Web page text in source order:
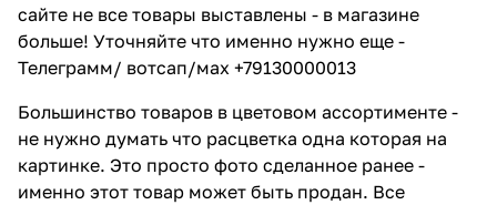
сайте не все товары выставлены - в магазине
больше! Уточняйте что именно нужно еще -
Телеграмм/ вотсап/мах +79130000013
Большинство товаров в цветовом ассортименте -
не нужно думать что расцветка одна которая на
картинке. Это просто фото сделанное ранее -
именно этот товар может быть продан. Все